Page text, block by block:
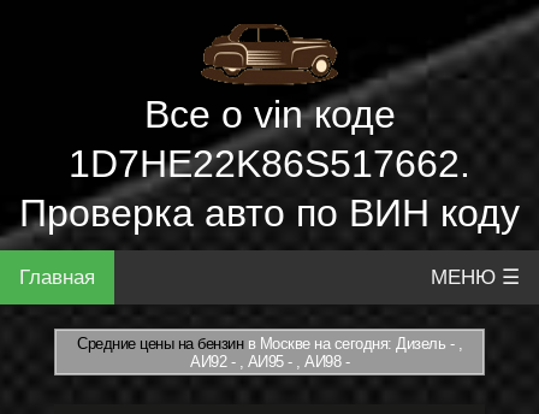
Все о vin коде
1D7HE22K86S517662.
Проверка авто по ВИН коду
Главная МЕНЮ ☰
Средние цены на бензинв Москве на сегодня: Дизель - ,
АИ92 - , АИ95 - , АИ98 -